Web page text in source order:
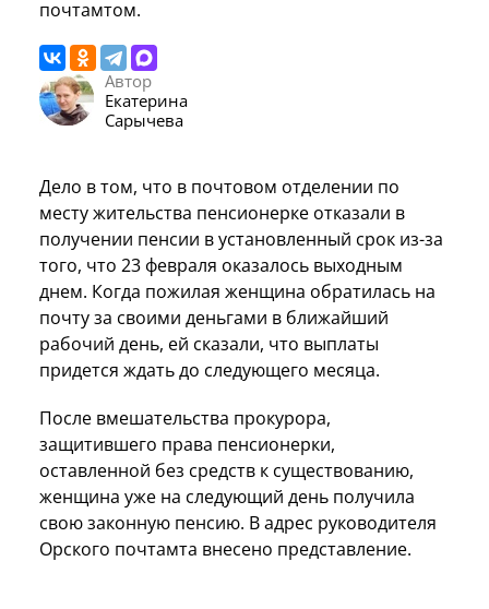
почтамтом.
Автор
Екатерина
Сарычева
Дело в том, что в почтовом отделении по
месту жительства пенсионерке отказали в
получении пенсии в установленный срок из-за
того, что 23 февраля оказалось выходным
днем. Когда пожилая женщина обратилась на
почту за своими деньгами в ближайший
рабочий день, ей сказали, что выплаты
придется ждать до следующего месяца.
После вмешательства прокурора,
защитившего права пенсионерки,
оставленной без средств к существованию,
женщина уже на следующий день получила
свою законную пенсию. В адрес руководителя
Орского почтамта внесено представление.